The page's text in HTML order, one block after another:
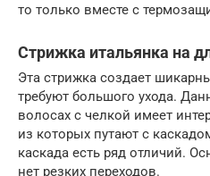
то только вместе с
Стрижка итальянка на
Эта стрижка создает
требуют большого ухода.
волосах с челкой имеет
из которых путают с
каскада есть ряд отличий.
нет резких переходов.